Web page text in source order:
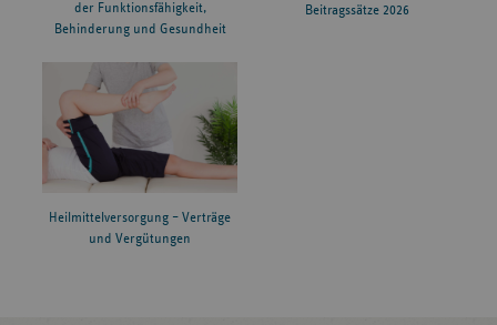
der Funktionsfähigkeit,
Behinderung und Gesundheit
Beitragssätze 2026
Heilmittelversorgung – Verträge
und Vergütungen